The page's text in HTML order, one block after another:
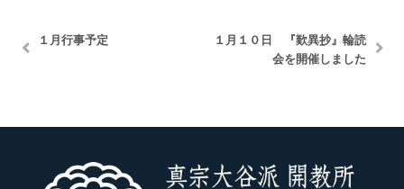
１月行事予定
１月１０日 『歎異抄』輪読
会を開催しました